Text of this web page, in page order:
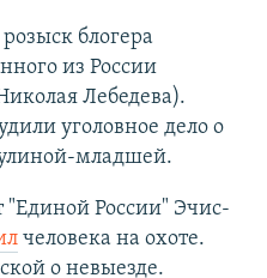
блогера
из России
Лебедева).
уголовное дело о
младшей.
"Единой России" Эчис-
человека на охоте.
о невыезде.